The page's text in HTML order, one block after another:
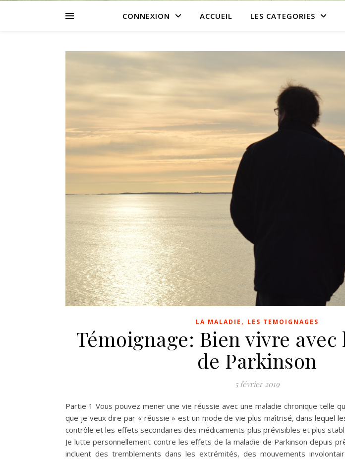
CONNEXION ACCUEIL LES CATEGORIES
LA MALADIE , LES TEMOIGNAGES
Témoignage: Bien vivre
de Parkinson
5 février 2019
Partie 1 Vous pouvez mener une vie réussie avec une maladie chronique telle
que je veux dire par « réussie » est un mode de vie plus maîtrisé, dans lequel
contrôle et les effets secondaires des médicaments plus prévisibles et plus
Je lutte personnellement contre les effets de la maladie de Parkinson depuis
incluent des tremblements dans les extrémités, des mouvements